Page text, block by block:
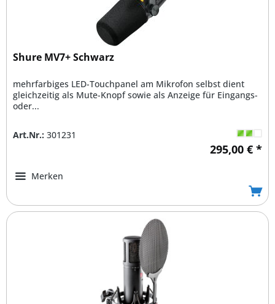
Shure MV7+ Schwarz
mehrfarbiges LED-Touchpanel am Mikrofon selbst dient
gleichzeitig als Mute-Knopf sowie als Anzeige für Eingangs-
oder...
Art.Nr.: 301231
295,00 € *
Merken